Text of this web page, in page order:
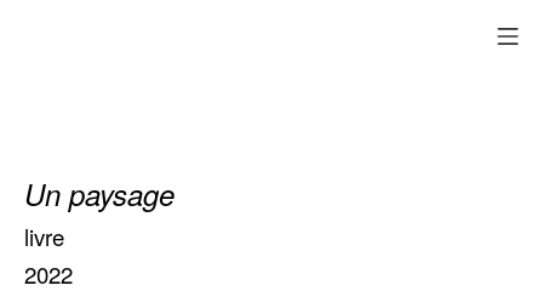
Un paysage
livre
2022